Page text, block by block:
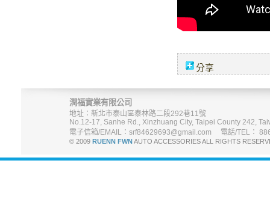
分享
潤福實業有限公司
地址：新北市泰山區泰林路二段292巷11號
No.12-17, Sanhe Rd., Xinzhuang City, Taipei County 242,
電子信箱/EMAIL：srf84629693@gmail.com 電話/TEL：
© 2009 RUENN FWNAUTO ACCESSORIES ALL RIGHTS